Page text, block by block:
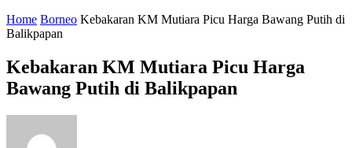
Home Borneo Kebakaran KM Mutiara Picu Harga Bawang Putih di
Balikpapan
Kebakaran KM Mutiara Picu Harga
Bawang Putih di Balikpapan